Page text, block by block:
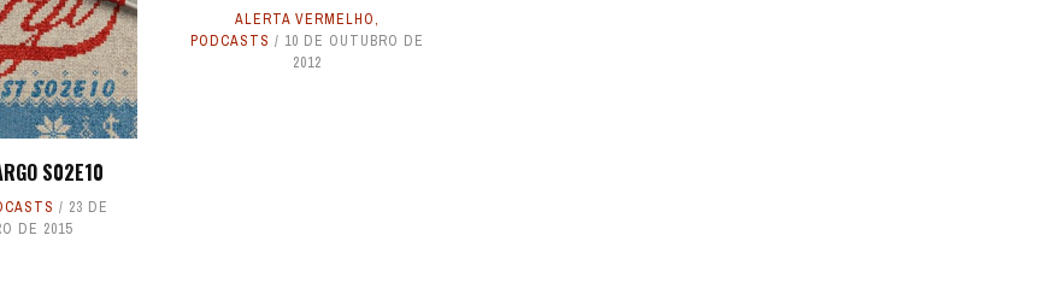
S02E10
23 DE
DE 2015
ALERTA VERMELHO,
PODCASTS
10 DE OUTUBRO DE
2012